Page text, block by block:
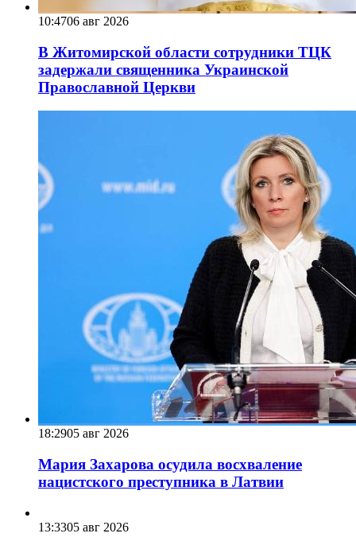
10:4706 авг 2026
В Житомирской области сотрудники ТЦК
задержали священника Украинской
Православной Церкви
18:2905 авг 2026
Мария Захарова осудила восхваление
нацистского преступника в Латвии
13:3305 авг 2026